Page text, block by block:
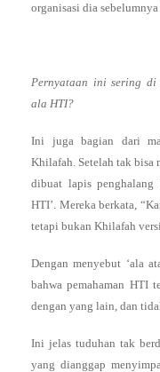
organisasi dia
Pernyataan ini sering
ala HTI?
Ini juga bagian dari
Khilafah. Setelah tak bisa
dibuat lapis
HTI’. Mereka berkata,
tetapi bukan Khilafah
Dengan menyebut ‘ala
bahwa pemahaman HTI
dengan yang lain, dan
Ini jelas tuduhan tak
yang dianggap